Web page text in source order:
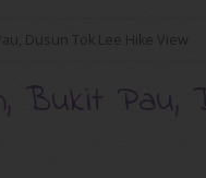
Dusun Tok Lee Hike View
Bukit Pau,